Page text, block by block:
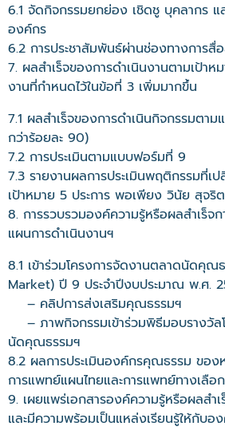
6.1 จัดกิจกรรมยกย่อง เชิดชู บุคลากร แ
องค์กร
6.2 การประชาสัมพันธ์ผ่านช่องทางการสื่
7. ผลสำเร็จของการดำเนินงานตามเป้าห
งานที่กำหนดไว้ในข้อที่ 3 เพิ่มมากขึ้น
7.1 ผลสำเร็จของการดำเนินกิจกรรมตา
กว่าร้อยละ 90)
7.2 การประเมินตามแบบฟอร์มที่ 9
7.3 รายงานผลการประเมินพฤติกรรมที่
เป้าหมาย 5 ประการ พอเพียง วินัย สุ
8. การรวบรวมองค์ความรู้หรือผลสำเร็จ
แผนการดำเนินงานฯ
8.1 เข้าร่วมโครงการจัดงานตลาดนัดคุณ
Market) ปี 9 ประจำปีงบประมาณ พ.ศ.
– คลิปการส่งเสริมคุณธรรมฯ
– ภาพกิจกรรมเข้าร่วมพิธีมอบรางวัล
นัดคุณธรรมฯ
8.2 ผลการประเมินองค์กรคุณธรรม ขอ
การแพทย์แผนไทยและการแพทย์ทางเลือก
9. เผยแพร่เอกสารองค์ความรู้หรือผลสำ
และมีความพร้อมเป็นแหล่งเรียนรู้ให้กับอ